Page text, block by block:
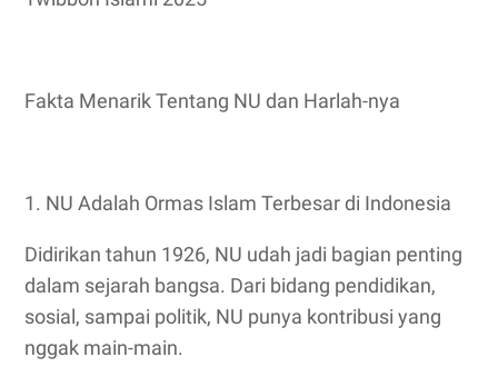
Fakta Menarik Tentang NU dan Harlah-nya
1. NU Adalah Ormas Islam Terbesar di Indonesia
Didirikan tahun 1926, NU udah jadi bagian penting
dalam sejarah bangsa. Dari bidang pendidikan,
sosial, sampai politik, NU punya kontribusi yang
nggak main-main.